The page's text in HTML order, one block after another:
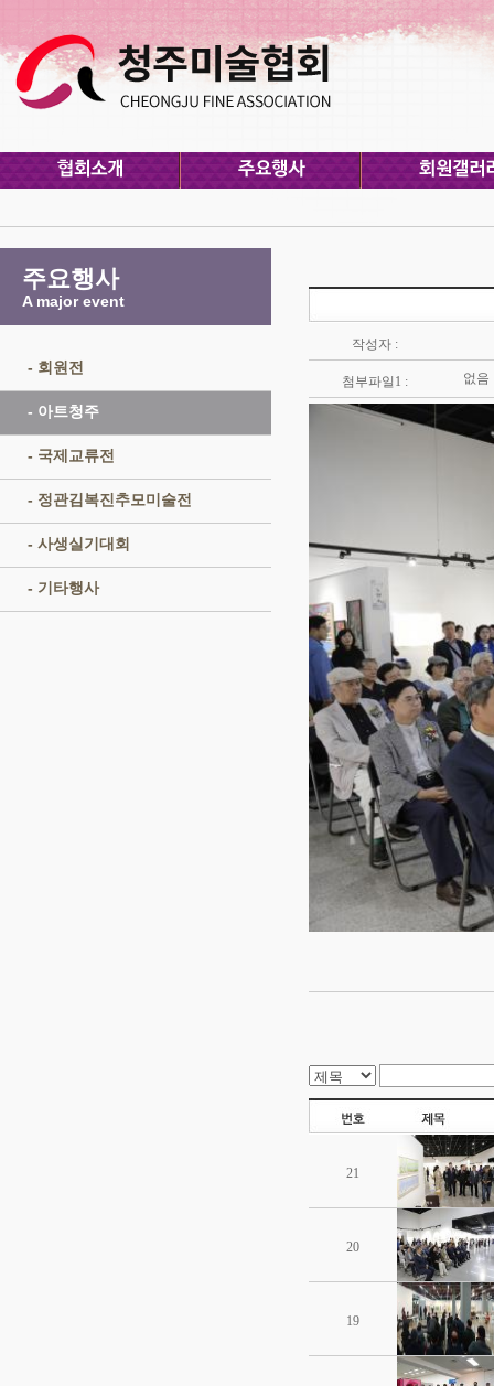
주요행사
A major event
- 회원전
- 아트청주
- 국제교류전
- 정관김복진추모미술전
- 사생실기대회
- 기타행사
작성자 :
첨부파일1 : 없음
21
20
19